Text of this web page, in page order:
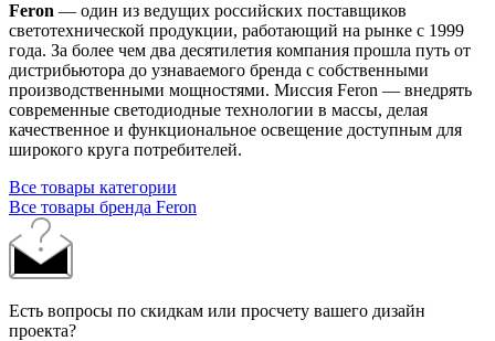
Feron — один из ведущих российских поставщиков
светотехнической продукции, работающий на рынке с 1999
года. За более чем два десятилетия компания прошла путь от
дистрибьютора до узнаваемого бренда с собственными
производственными мощностями. Миссия Feron — внедрять
современные светодиодные технологии в массы, делая
качественное и функциональное освещение доступным для
широкого круга потребителей.
Все товары категории
Все товары бренда Feron
Есть вопросы по скидкам или просчету вашего дизайн
проекта?